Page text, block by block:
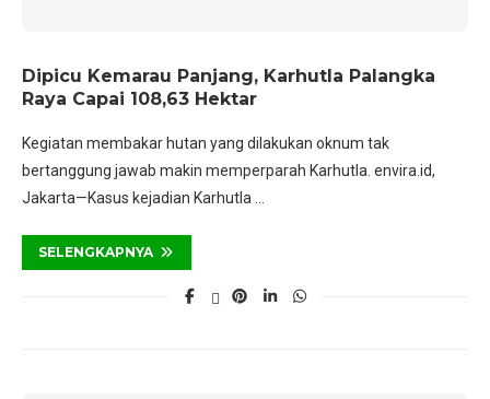
Dipicu Kemarau Panjang, Karhutla Palangka
Raya Capai 108,63 Hektar
Kegiatan membakar hutan yang dilakukan oknum tak
bertanggung jawab makin memperparah Karhutla. envira.id,
Jakarta—Kasus kejadian Karhutla …
SELENGKAPNYA